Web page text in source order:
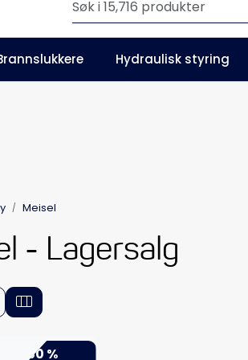
Outlet
| Våre katalogerHydraulisk styring
Meisel
- Lagersalg
-50 %